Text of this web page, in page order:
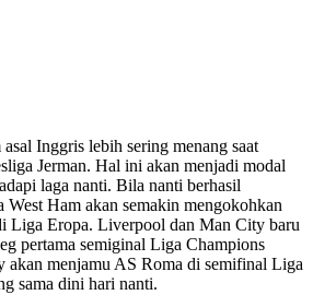
Inggris lebih sering menang saat
Jerman. Hal ini akan menjadi modal
laga nanti. Bila nanti berhasil
West Ham akan semakin mengokohkan
Liga Eropa. Liverpool dan Man City baru
pertama semiginal Liga Champions
akan menjamu AS Roma di semifinal Liga
sama dini hari nanti.